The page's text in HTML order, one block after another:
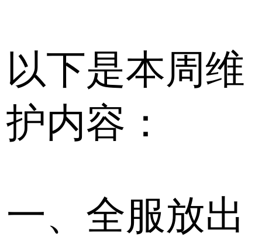
以下是本周维
护内容：
一、全服放出